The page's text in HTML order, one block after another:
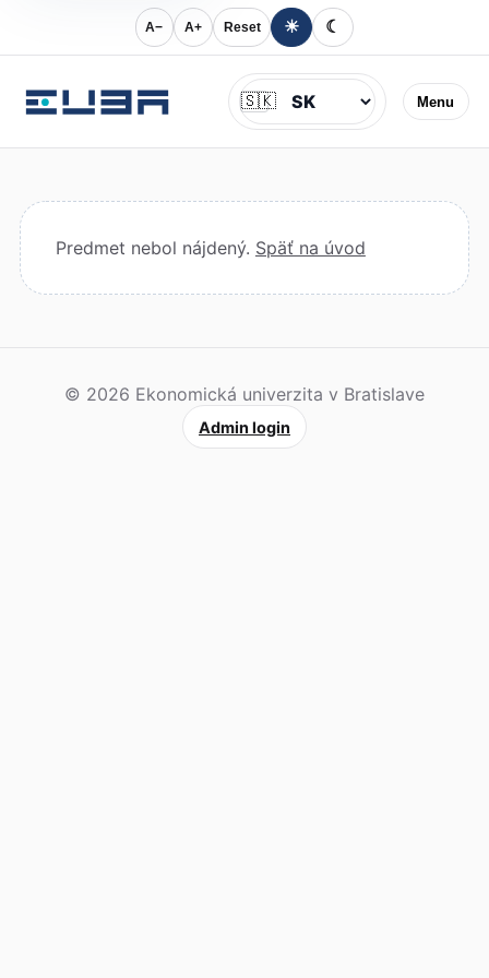
A− A+ Reset ☀ ☾
Menu
Jazyk
🇸🇰
Predmet nebol nájdený. Späť na úvod
© 2026 Ekonomická univerzita v Bratislave
Admin login